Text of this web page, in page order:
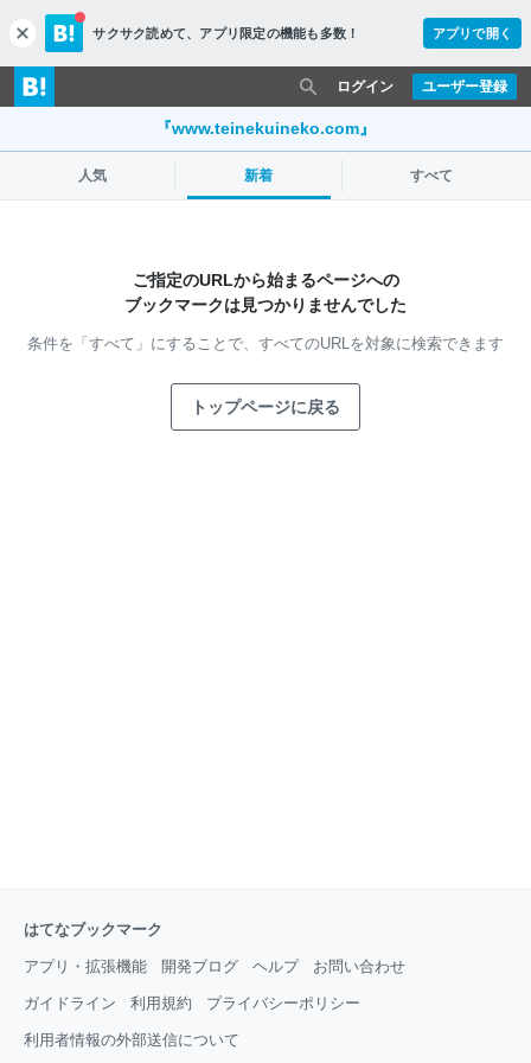
c
l
o
s
サクサク読めて、 アプリ限定の機能も多数！ アプリで開く
ユーザー登録
ログイン
『www.teinekuineko.com』
人気 新着 すべて
ご指定のURLから始まるページへの
ブックマークは見つかりませんでした
条件を「すべて」にすることで、 すべてのURLを対象に検索できます
トップページに戻る
はてなブックマーク
アプリ・拡張機能 開発ブログ ヘルプ お問い合わせ
ガイドライン 利用規約 プライバシーポリシー
利用者情報の外部送信について